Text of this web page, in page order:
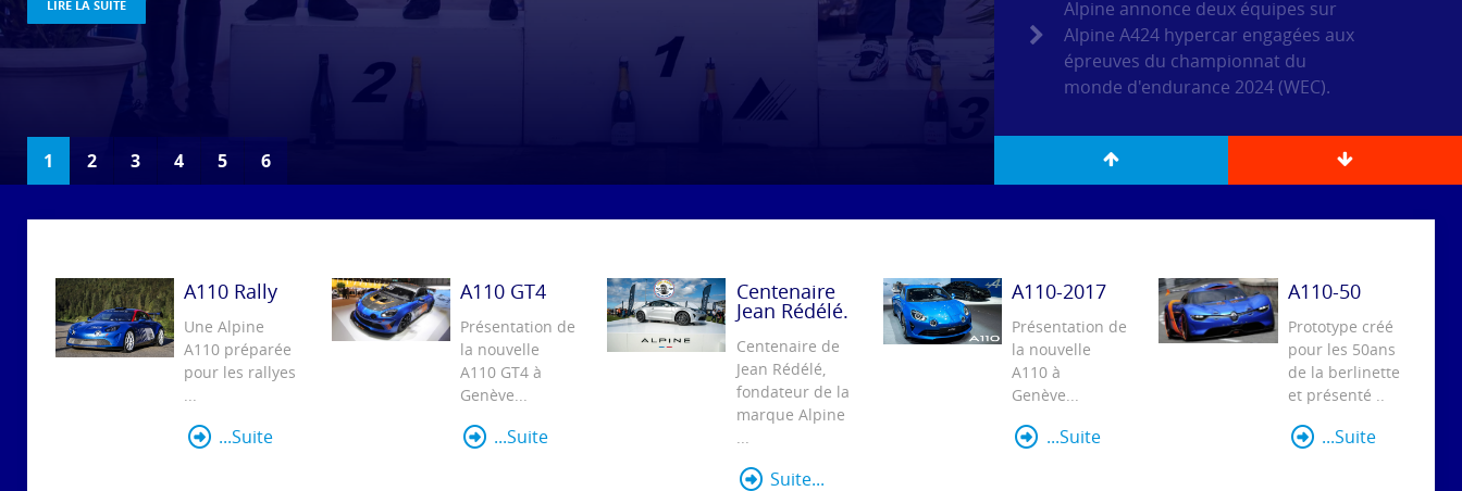
LIRE LA SUITE
LIRE LA SUITE...
1 2 3 4 5 6
Alpine annonce deux équipes sur
Alpine A424 hypercar engagées aux
épreuves du championnat du
monde d'endurance 2024 (WEC).
A110 Rally
Une Alpine
A110 préparée
pour les rallyes
...
...Suite
A110 GT4
Présentation de
la nouvelle
A110 GT4 à
Genève...
...Suite
Centenaire
Jean Rédélé.
Centenaire de
Jean Rédélé,
fondateur de la
marque Alpine
...
Suite...
A110-2017
Présentation de
la nouvelle
A110 à
Genève...
...Suite
A110-50
Prototype créé
pour les 50ans
de la berlinette
et présenté ..
...Suite